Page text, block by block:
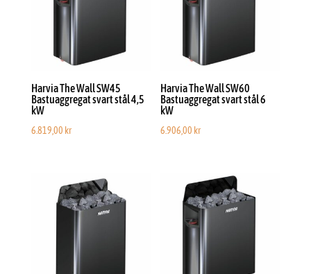
Harvia The Wall SW45
Bastuaggregat svart stål 4,5
kW
6.819,00 kr
Harvia The Wall SW60
Bastuaggregat svart stål 6
kW
6.906,00 kr